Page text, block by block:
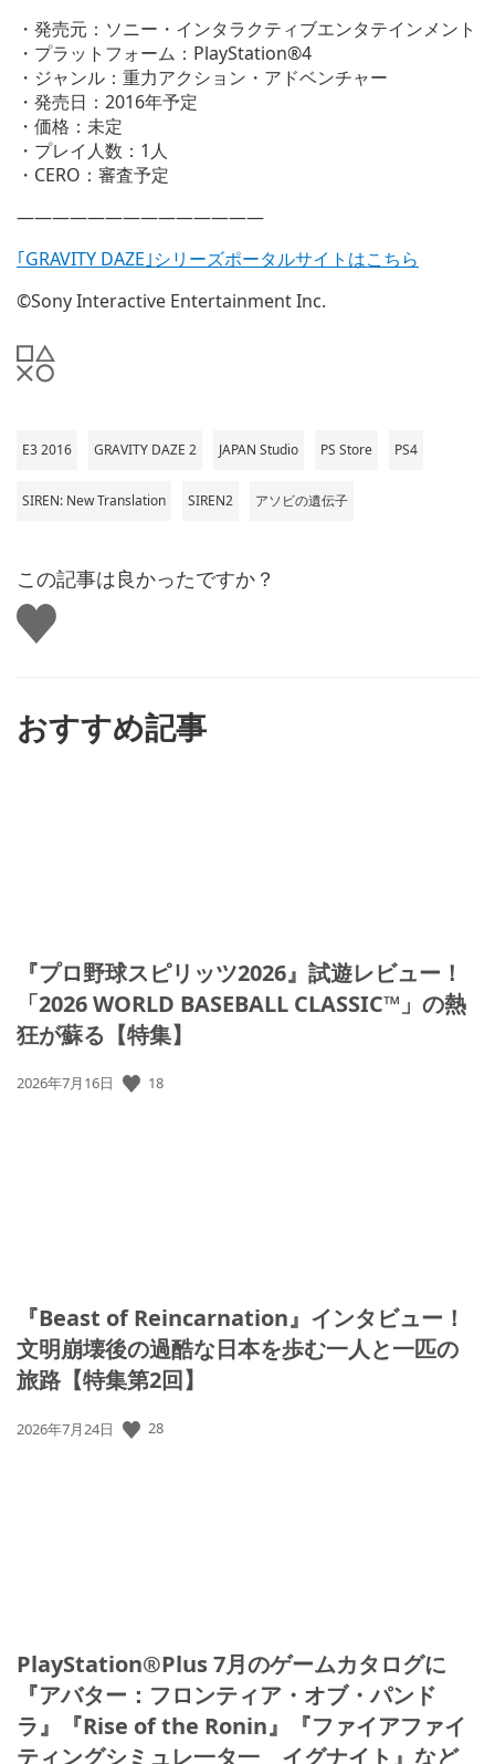
・発売元：ソニー・インタラクティブエンタテインメント
・プラットフォーム：PlayStation®4
・ジャンル：重力アクション・アドベンチャー
・発売日：2016年予定
・価格：未定
・プレイ人数：1人
・CERO：審査予定
——————————————
｢GRAVITY DAZE｣シリーズポータルサイトはこちら
©Sony Interactive Entertainment Inc.
E3 2016 GRAVITY DAZE 2 JAPAN Studio PS Store PS4
SIREN: New Translation SIREN2 アソビの遺伝子
この記事は良かったですか？
い
い
おすすめ記事
『プロ野球スピリッツ2026』試遊レビュー！
「2026 WORLD BASEBALL CLASSIC™」の熱
狂が蘇る【特集】
公
2026年7月16日 18
『Beast of Reincarnation』インタビュー！
文明崩壊後の過酷な日本を歩む一人と一匹の
旅路【特集第2回】
公
2026年7月24日 28
PlayStation®Plus 7月のゲームカタログに
『アバター：フロンティア・オブ・パンド
ラ』『Rise of the Ronin』『ファイアファイ
ティングシミュレ一タ一 イグナイト』など